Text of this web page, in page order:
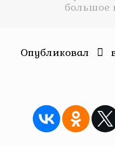
большое
Опубликовал